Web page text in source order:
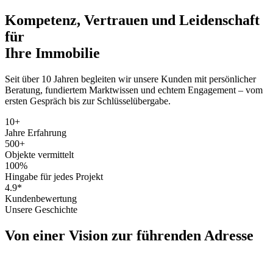
Kompetenz, Vertrauen und Leidenschaft
für
Ihre Immobilie
Seit über 10 Jahren begleiten wir unsere Kunden mit persönlicher
Beratung, fundiertem Marktwissen und echtem Engagement – vom
ersten Gespräch bis zur Schlüsselübergabe.
10+
Jahre Erfahrung
500+
Objekte vermittelt
100%
Hingabe für jedes Projekt
4.9*
Kundenbewertung
Unsere Geschichte
Von einer Vision zur führenden Adresse